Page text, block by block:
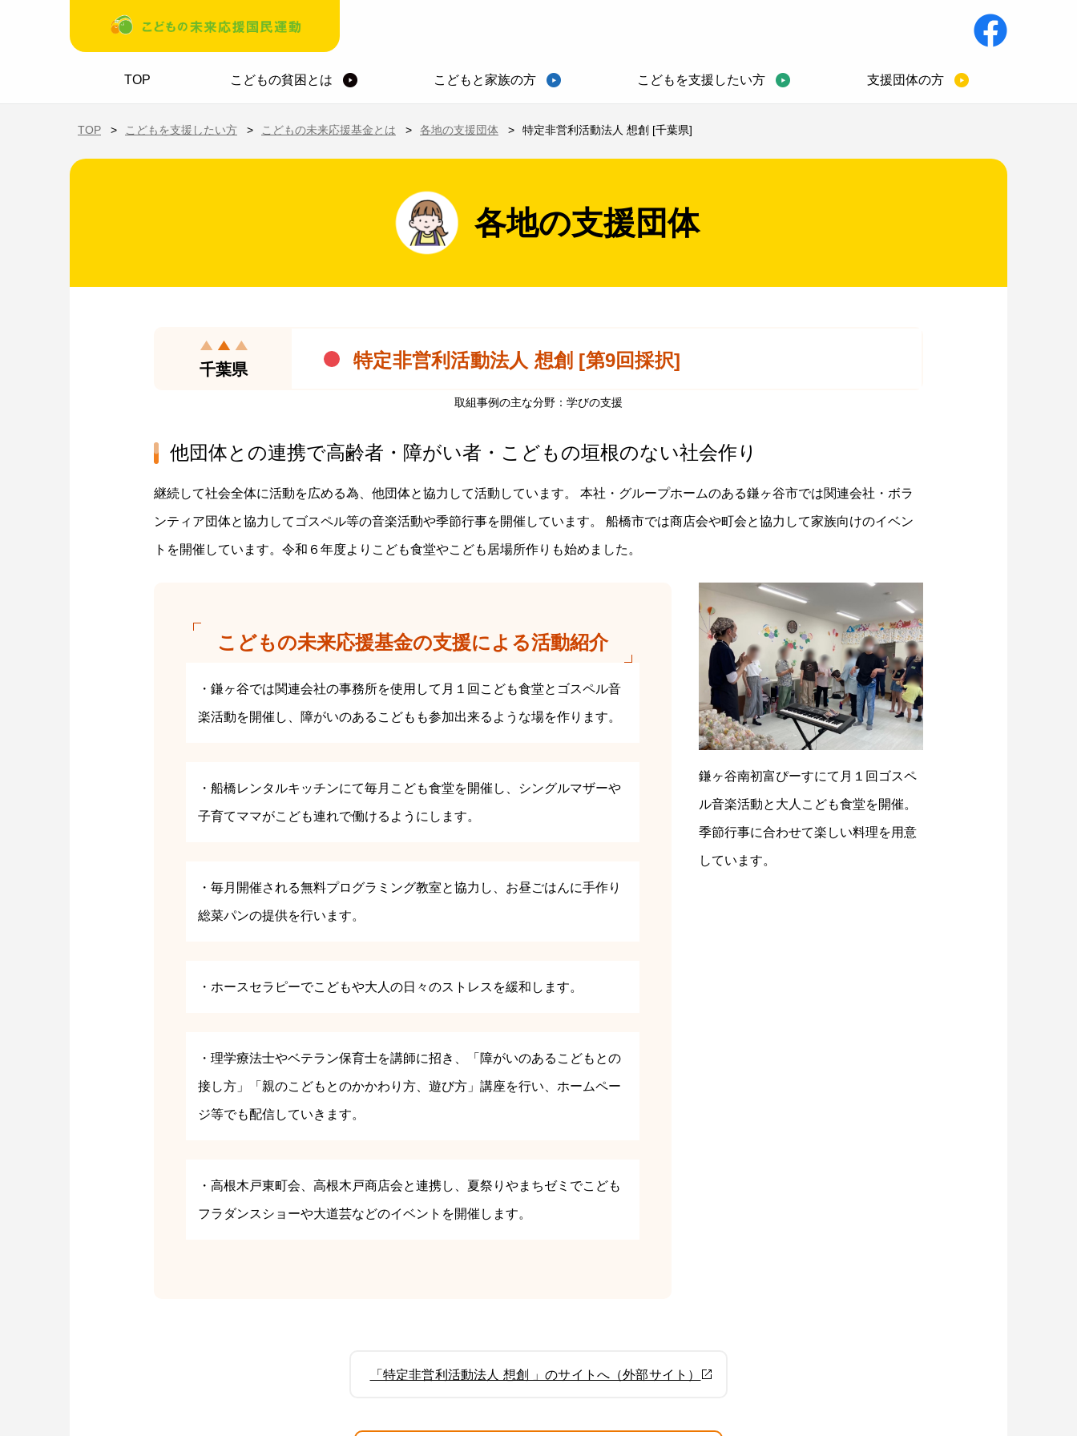
ホーム
TOP
こどもの貧困とは こどもと家族の方 こどもを支援したい方 支援団体の方
TOP こどもを支援したい方 こどもの未来応援基金とは 各地の支援団体 特定非営利活動法人 想創 [千葉県]
各地の支援団体
千葉県 特定非営利活動法人 想創 [第9回採択]
取組事例の主な分野：学びの支援
他団体との連携で高齢者・障がい者・こどもの垣根のない社会作り
継続して社会全体に活動を広める為、他団体と協力して活動しています。 本社・グループホームのある鎌ヶ谷市では関連会社・ボラ
ンティア団体と協力してゴスペル等の音楽活動や季節行事を開催しています。 船橋市では商店会や町会と協力して家族向けのイベン
トを開催しています。令和６年度よりこども食堂やこども居場所作りも始めました。
こどもの未来応援基金の支援による活動紹介
・鎌ヶ谷では関連会社の事務所を使用して月１回こども食堂とゴスペル音
楽活動を開催し、障がいのあるこどもも参加出来るような場を作ります。
・船橋レンタルキッチンにて毎月こども食堂を開催し、シングルマザーや
子育てママがこども連れで働けるようにします。
・毎月開催される無料プログラミング教室と協力し、お昼ごはんに手作り
総菜パンの提供を行います。
・ホースセラピーでこどもや大人の日々のストレスを緩和します。
・理学療法士やベテラン保育士を講師に招き、「障がいのあるこどもとの
接し方」「親のこどもとのかかわり方、遊び方」講座を行い、ホームペー
ジ等でも配信していきます。
・高根木戸東町会、高根木戸商店会と連携し、夏祭りやまちゼミでこども
フラダンスショーや大道芸などのイベントを開催します。
鎌ヶ谷南初富ぴーすにて月１回ゴスペ
ル音楽活動と大人こども食堂を開催。
季節行事に合わせて楽しい料理を用意
しています。
「特定非営利活動法人 想創 」のサイトへ（外部サイト）